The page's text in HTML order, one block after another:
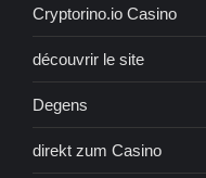
Cryptorino.io Casino
découvrir le site
Degens
direkt zum Casino